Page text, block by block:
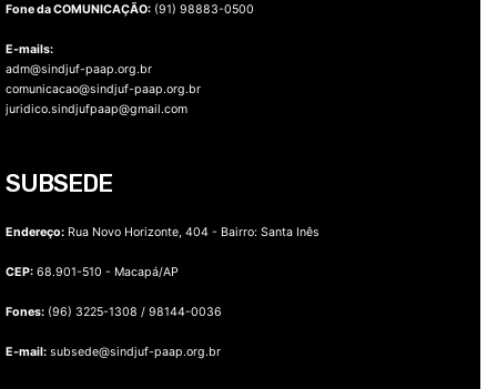
Fone da COMUNICAÇÃO: (91) 98883-0500
E-mails:
adm@sindjuf-paap.org.br
comunicacao@sindjuf-paap.org.br
juridico.sindjufpaap@gmail.com
SUBSEDE
Endereço: Rua Novo Horizonte, 404 - Bairro: Santa Inês
CEP: 68.901-510 - Macapá/AP
Fones: (96) 3225-1308 / 98144-0036
E-mail: subsede@sindjuf-paap.org.br